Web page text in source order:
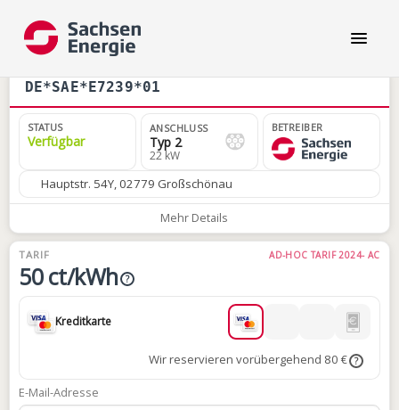
DE*SAE*E7239*01
STATUS
Verfügbar
ANSCHLUSS
Typ 2
22 kW
BETREIBER
Hauptstr. 54Y, 02779 Großschönau
Mehr Details
TARIF AD-HOC TARIF 2024- AC
50 ct/kWh ?
Kreditkarte
Wir reservieren vorübergehend 80 € ?
E-Mail-Adresse